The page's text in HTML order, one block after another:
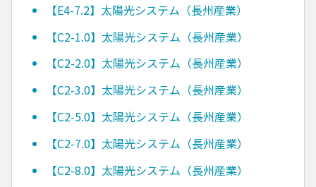
【E4-7.2】太陽光システム（長州産業）
【C2-1.0】太陽光システム（長州産業）
【C2-2.0】太陽光システム（長州産業）
【C2-3.0】太陽光システム（長州産業）
【C2-5.0】太陽光システム（長州産業）
【C2-7.0】太陽光システム（長州産業）
【C2-8.0】太陽光システム（長州産業）